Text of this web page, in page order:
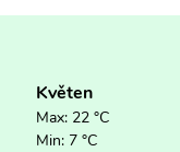
Květen
Max: 22 °C
Min: 7 °C